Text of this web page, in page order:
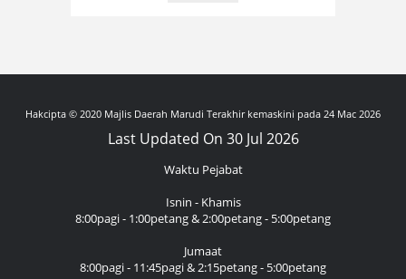
Hakcipta © 2020 Majlis Daerah Marudi Terakhir kemaskini pada 24 Mac 2026
Last Updated On 30 Jul 2026
Waktu Pejabat
Isnin - Khamis
8:00pagi - 1:00petang & 2:00petang - 5:00petang
Jumaat
8:00pagi - 11:45pagi & 2:15petang - 5:00petang